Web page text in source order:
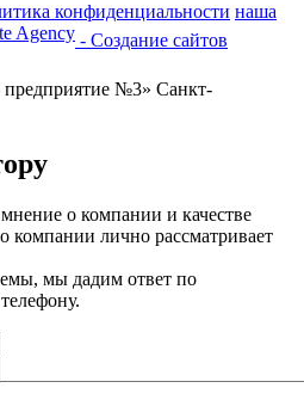
конфиденциальности наша
- Создание сайтов
№3» Санкт-
о компании и качестве
компании лично рассматривает
мы дадим ответ по